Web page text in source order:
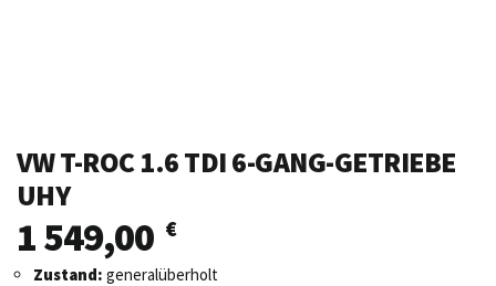
VW T-ROC 1.6 TDI 6-GANG-GETRIEBE
UHY
1 549,00 €
Zustand: generalüberholt